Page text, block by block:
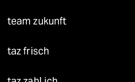
team zukunft
taz frisch